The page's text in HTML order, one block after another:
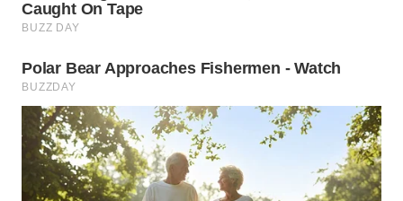
WN
BINJAI
WN
WN
INDRAMAYU